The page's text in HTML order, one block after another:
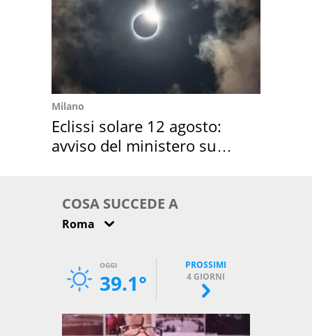
Milano
Eclissi solare 12 agosto:
avviso del ministero su